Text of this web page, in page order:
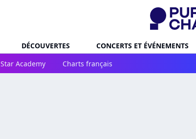
DÉCOUVERTES CONCERTS ET ÉVÉNEMENTS
Star Academy Charts français